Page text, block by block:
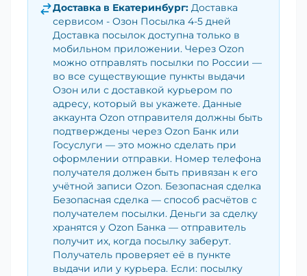
Доставка в Екатеринбург: Доставка
сервисом - Озон Посылка 4-5 дней
Доставка посылок доступна только в
мобильном приложении. Через Ozon
можно отправлять посылки по России —
во все существующие пункты выдачи
Озон или с доставкой курьером по
адресу, который вы укажете. Данные
аккаунта Ozon отправителя должны быть
подтверждены через Ozon Банк или
Госуслуги — это можно сделать при
оформлении отправки. Номер телефона
получателя должен быть привязан к его
учётной записи Ozon. Безопасная сделка
Безопасная сделка — способ расчётов с
получателем посылки. Деньги за сделку
хранятся у Ozon Банка — отправитель
получит их, когда посылку заберут.
Получатель проверяет её в пункте
выдачи или у курьера. Если: посылку